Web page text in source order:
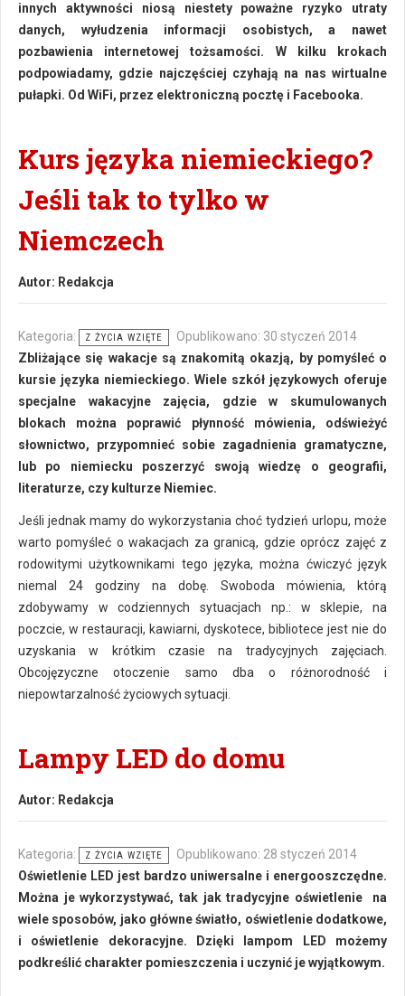
innych aktywności niosą niestety poważne ryzyko utraty
danych, wyłudzenia informacji osobistych, a nawet
pozbawienia internetowej tożsamości. W kilku krokach
podpowiadamy, gdzie najczęściej czyhają na nas wirtualne
pułapki. Od WiFi, przez elektroniczną pocztę i Facebooka.
Kurs języka niemieckiego?
Jeśli tak to tylko w
Niemczech
Autor: Redakcja
Kategoria: Z ŻYCIA WZIĘTE
Opublikowano: 30 styczeń 2014
Zbliżające się wakacje są znakomitą okazją, by pomyśleć o
kursie języka niemieckiego. Wiele szkół językowych oferuje
specjalne wakacyjne zajęcia, gdzie w skumulowanych
blokach można poprawić płynność mówienia, odświeżyć
słownictwo, przypomnieć sobie zagadnienia gramatyczne,
lub po niemiecku poszerzyć swoją wiedzę o geografii,
literaturze, czy kulturze Niemiec.
Jeśli jednak mamy do wykorzystania choć tydzień urlopu, może
warto pomyśleć o wakacjach za granicą, gdzie oprócz zajęć z
rodowitymi użytkownikami tego języka, można ćwiczyć język
niemal 24 godziny na dobę. Swoboda mówienia, którą
zdobywamy w codziennych sytuacjach np.: w sklepie, na
poczcie, w restauracji, kawiarni, dyskotece, bibliotece jest nie do
uzyskania w krótkim czasie na tradycyjnych zajęciach.
Obcojęzyczne otoczenie samo dba o różnorodność i
niepowtarzalność życiowych sytuacji.
Lampy LED do domu
Autor: Redakcja
Kategoria: Z ŻYCIA WZIĘTE
Opublikowano: 28 styczeń 2014
Oświetlenie LED jest bardzo uniwersalne i energooszczędne.
Można je wykorzystywać, tak jak tradycyjne oświetlenie na
wiele sposobów, jako główne światło, oświetlenie dodatkowe,
i oświetlenie dekoracyjne. Dzięki lampom LED możemy
podkreślić charakter pomieszczenia i uczynić je wyjątkowym.